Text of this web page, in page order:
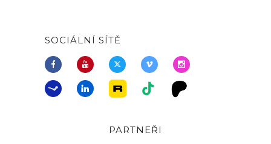
SOCIÁLNÍ SÍTĚ
PARTNEŘI